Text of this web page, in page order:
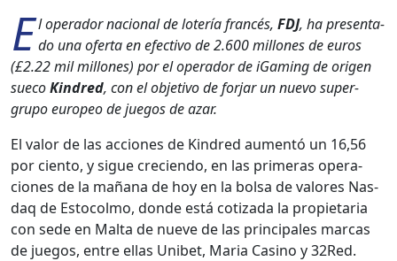
El oper­ador nacional de lotería francés, FDJ, ha pre­sen­ta­
do una ofer­ta en efec­ti­vo de 2.600 mil­lones de euros
(£2.22 mil mil­lones) por el oper­ador de iGam­ing de ori­gen
sue­coKin­dred, con el obje­ti­vo de for­jar un nue­vo super­
grupo europeo de jue­gos de azar.
El val­or de las acciones de Kin­dred aumen­tó un 16,56
por cien­to, y sigue cre­cien­do, en las primeras opera­
ciones de la mañana de hoy en la bol­sa de val­ores Nas­
daq de Esto­col­mo, donde está coti­za­da la propi­etaria
con sede en Mal­ta de nueve de las prin­ci­pales mar­cas
de jue­gos, entre ellas Uni­bet, Maria Casi­no y 32Red.